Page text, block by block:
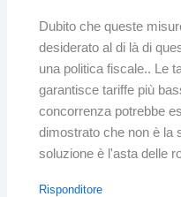
Dubito che queste
desiderato al di là di
una politica fiscale.. Le
garantisce tariffe più
concorrenza potrebbe
dimostrato che non è la
soluzione è l'asta delle
Risponditore